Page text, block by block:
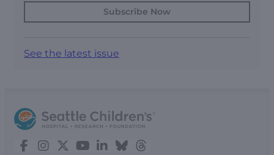
Subscribe Now
See the latest issue